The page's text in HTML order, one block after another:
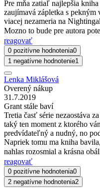
Pre mňa zatiaľ najlepšia
zaujímavá zápletka s pekným
viacej nezameria na
Mozno to bude pre autora
reagovať
0 pozitívne hodnotenia0
1 negatívne hodnotenie1
Lenka Miklášová
Overený nákup
31.7.2019
Grant stále baví
Tretia časť série nezaostáva
taký ten moment z ktorého
predvídateľný a nudný, no
Napriek tomu ma kniha
nahlas rozosmial a krásna
reagovať
0 pozitívne hodnotenia0
2 negatívne hodnotenia2